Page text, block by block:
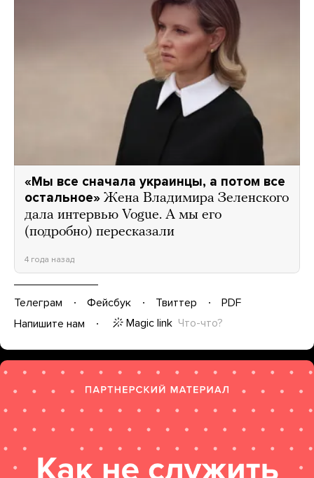
«Мы все сначала украинцы, а потом все
остальное» Жена Владимира Зеленского
дала интервью Vogue. А мы его
(подробно) пересказали
4 года назад
Телеграм Фейсбук Твиттер
PDF
Напишите нам
Magic link Что-что?